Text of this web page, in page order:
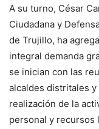
A su turno, César
Ciudadana y
de Trujillo, ha
integral demanda
se inician con las
alcaldes distritales
realización de la
personal y recursos